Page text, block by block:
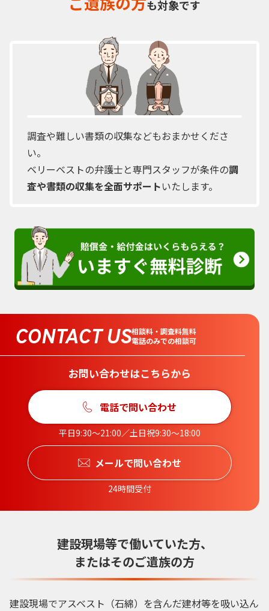
も対象です
調査や難しい書類の収集などもおまかせくださ
い。
ベリーベストの弁護士と専門スタッフが条件の調
査や書類の収集を全面サポートいたします。
CONTACT US相談料・調査料無料
電話のみでの相談可
お問い合わせはこちらから
電話で問い合わせ
平日9:30〜21:00／土日祝9:30〜18:00
メールで問い合わせ
24時間受付
建設現場等で働いていた方、
またはそのご遺族の方
建設現場でアスベスト（石綿）を含んだ建材等を吸い込ん